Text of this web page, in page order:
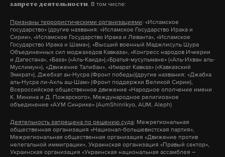
Подпишитесь на Daily Storm вMAX. Он
работает там, где тормозит интернет.
А еще мы есть вTelegram,ДзениVK.
Макс Telegram
Дзен VK
Абхазия, июль.
запрете деятельности. В том числе:
Признаны террористическими организациями: «Исламское
государство» (другие названия: «Исламское Государство Ирака и
Сирии», «Исламское Государство Ирака и Леванта», «Исламское
Государство Ирака и Шама»), «Высший военный Маджлисуль Шура
Объединенных сил моджахедов Кавказа», «Конгресс народов Ичкерии
и Дагестана», «База» («Аль-Каида»),«Братья-мусульмане» («Аль-Ихван аль-
Муслимун»), «Движение Талибан», «Имарат Кавказ» («Кавказский
Эмират»), Джебхат ан-Нусра (Фронт победы)(другие названия: «Джабха
аль-Нусра ли-Ахль аш-Шам» (Фронт поддержки Великой Сирии),
Всероссийское общественное движение «Народное ополчение имени
К. Минина и Д. Пожарского», Международное религиозное
объединение «АУМ Синрике» (AumShinrikyo, AUM, Aleph)
Деятельность запрещена по решению суда: Межрегиональная
общественная организация «Национал-большевистская партия»,
Межрегиональная общественная организация «Движение против
нелегальной иммиграции», Украинская организация «Правый сектор»,
Украинская организация «Украинская национальная ассамблея –